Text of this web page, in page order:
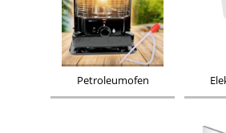
Petroleumofen